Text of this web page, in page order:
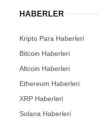
HABERLER
Kripto Para Haberleri
Bitcoin Haberleri
Altcoin Haberleri
Ethereum Haberleri
XRP Haberleri
Solana Haberleri